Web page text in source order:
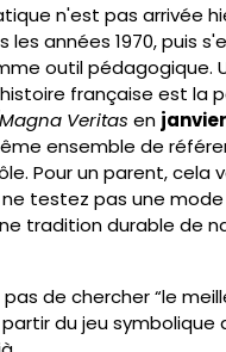
n'est pas arrivée
années 1970, puis
outil pédagogique.
française est la
Veritas en
ensemble de
Pour un parent, cela
testez pas une
tradition durable de
de chercher “le
du jeu symbolique